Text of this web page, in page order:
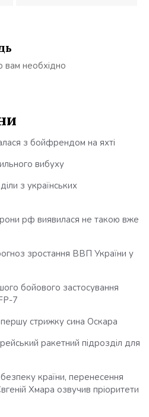
вам необхідно
з бойфрендом на яхті
вибуху
з українських
рф виявилася не такою вже
зростання ВВП України у
бойового застосування
7
стрижку сина Оскара
ракетний підрозділ для
країни, перенесення
Хмара озвучив пріоритети